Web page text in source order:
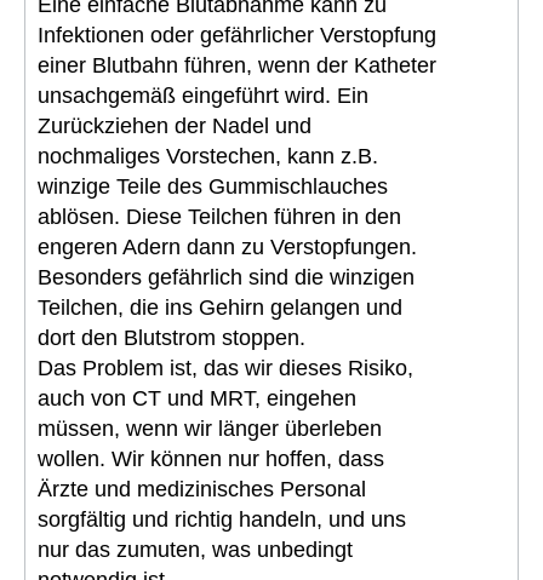
Infektionen oder gefährlicher Verstopfung
einer Blutbahn führen, wenn der Katheter
unsachgemäß eingeführt wird. Ein
Zurückziehen der Nadel und
nochmaliges Vorstechen, kann z.B.
winzige Teile des Gummischlauches
ablösen. Diese Teilchen führen in den
engeren Adern dann zu Verstopfungen.
Besonders gefährlich sind die winzigen
Teilchen, die ins Gehirn gelangen und
dort den Blutstrom stoppen.
Das Problem ist, das wir dieses Risiko,
auch von CT und MRT, eingehen
müssen, wenn wir länger überleben
wollen. Wir können nur hoffen, dass
Ärzte und medizinisches Personal
sorgfältig und richtig handeln, und uns
nur das zumuten, was unbedingt